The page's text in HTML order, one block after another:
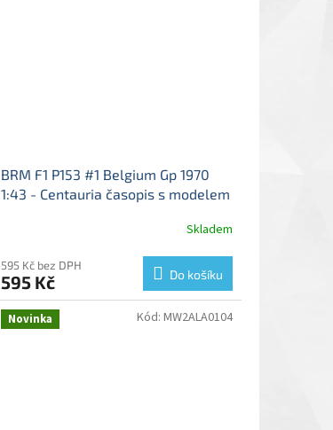
BRM F1 P153 #1 Belgium Gp 1970
1:43 - Centauria časopis s modelem
Skladem
595 Kč bez DPH
595 Kč Do košíku
Novinka Kód: MW2ALA0104